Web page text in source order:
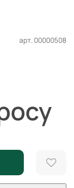
арт. 00000508